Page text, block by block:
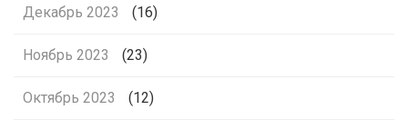
Декабрь 2023 (16)
Ноябрь 2023 (23)
Октябрь 2023 (12)